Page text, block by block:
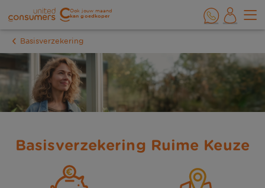
Ook jouw maand
kan goedkoper
Basisverzekering
Basisverzekering Ruime Keuze